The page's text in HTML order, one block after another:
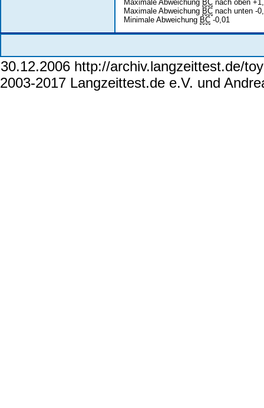
Maximale Abweichung BC nach oben
Maximale Abweichung BC nach unten -
Minimale Abweichung BC -0,01
30.12.2006 http://archiv.langzeittest.de/
2003-2017 Langzeittest.de e.V. und